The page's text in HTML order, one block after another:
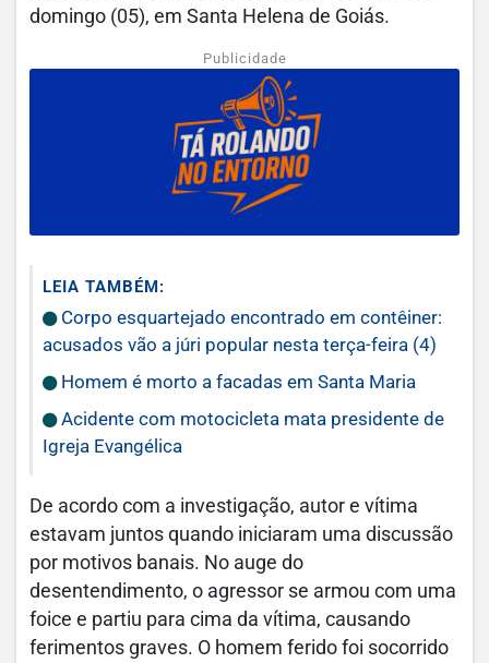
domingo (05), em Santa Helena de Goiás.
Publicidade
LEIA TAMBÉM:
Corpo esquartejado encontrado em contêiner:
acusados vão a júri popular nesta terça-feira (4)
Homem é morto a facadas em Santa Maria
Acidente com motocicleta mata presidente de
Igreja Evangélica
De acordo com a investigação, autor e vítima
estavam juntos quando iniciaram uma discussão
por motivos banais. No auge do
desentendimento, o agressor se armou com uma
foice e partiu para cima da vítima, causando
ferimentos graves. O homem ferido foi socorrido